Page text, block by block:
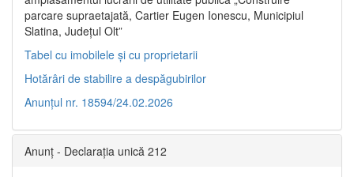
parcare supraetajată, Cartier Eugen Ionescu, Municipiul
Slatina, Județul Olt”
Tabel cu imobilele și cu proprietarii
Hotărâri de stabilire a despăgubirilor
Anunțul nr. 18594/24.02.2026
Anunț - Declarația unică 212